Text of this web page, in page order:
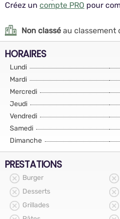
Créez un compte PRO pour
Non classé au classement
HORAIRES
Lundi
Mardi
Mercredi
Jeudi
Vendredi
Samedi
Dimanche
PRESTATIONS
Burger
Desserts
Grillades